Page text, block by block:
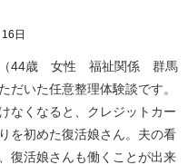
日
（44歳 女性 福祉関係 群馬
だいた任意整理体験談です。
なくなると、クレジットカー
を初めた復活娘さん。 夫の看
復活娘さんも働くことが出来